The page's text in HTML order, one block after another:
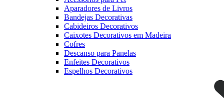
Aparadores de Livros
Bandejas Decorativas
Cabideiros Decorativos
Caixotes Decorativos em Madeira
Cofres
Descanso para Panelas
Enfeites Decorativos
Espelhos Decorativos